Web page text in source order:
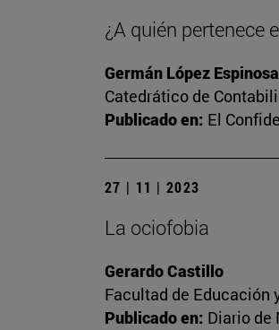
¿A quién pertenece
Germán López Espinosa
Catedrático de
Publicado en: El
27 | 11 | 2023
La ociofobia
Gerardo Castillo
Facultad de Educación
Publicado en: Diario de